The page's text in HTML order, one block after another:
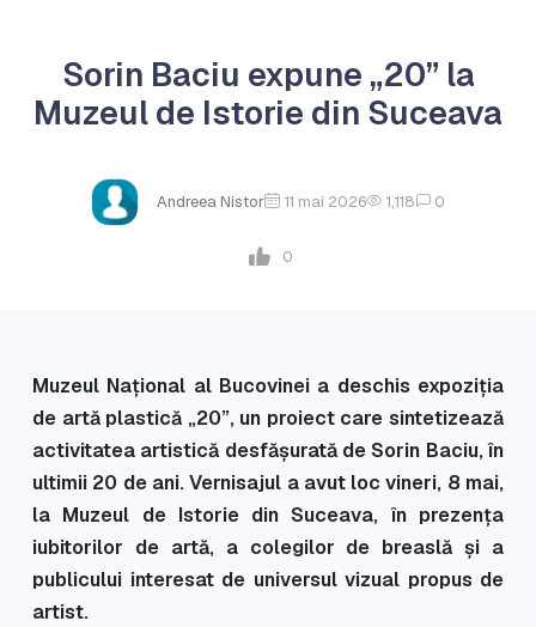
Sorin Baciu expune „20” la
Muzeul de Istorie din Suceava
Andreea Nistor 11 mai 2026 1,118 0
0
Muzeul Național al Bucovinei a deschis expoziția
de artă plastică „20”, un proiect care sintetizează
activitatea artistică desfășurată de Sorin Baciu, în
ultimii 20 de ani. Vernisajul a avut loc vineri, 8 mai,
la Muzeul de Istorie din Suceava, în prezența
iubitorilor de artă, a colegilor de breaslă și a
publicului interesat de universul vizual propus de
artist.